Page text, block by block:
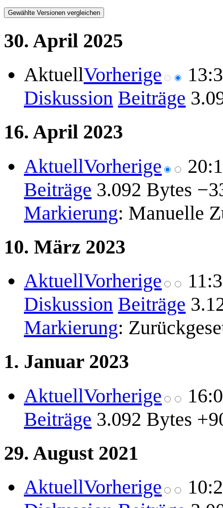
30. April 2025
AktuellVorherige
Diskussion Beiträge
16. April 2023
AktuellVorherige
Beiträge 3.092 Bytes
Markierung: Manuelle
10. März 2023
AktuellVorherige
Diskussion Beiträge
Markierung:
1. Januar 2023
AktuellVorherige
Beiträge 3.092 Bytes
29. August 2021
AktuellVorherige